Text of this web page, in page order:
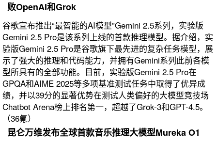
败OpenAI和Grok
谷歌宣布推出“最智能的AI模型”Gemini 2.5系列，实验版
Gemini 2.5 Pro是该系列上线的首款推理模型。据介绍，实
验版Gemini 2.5 Pro是谷歌旗下最先进的复杂任务模型，展
示了强大的推理和代码能力，并拥有Gemini系列此前各模
型所具有的全部功能。目前，实验版Gemini 2.5 Pro在
GPQA和AIME 2025等多项基准测试任务中取得了优异成
绩，并以39分的显著优势在测试人类偏好的大模型竞技场
Chatbot Arena榜上排名第一，超越了Grok-3和GPT-4.5。
（36氪）
昆仑万维发布全球首款音乐推理大模型Mureka O1